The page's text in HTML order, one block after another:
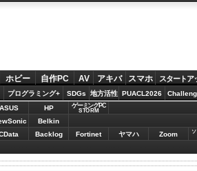
ホビー 自作PC AV アキバ スマホ スタートア
プログラミング+ SDGs 地方活性 PUACL2026
ASUS HP ゲーミングPC
STORM
Belkin
Backlog Fortinet ヤマハ Zoom